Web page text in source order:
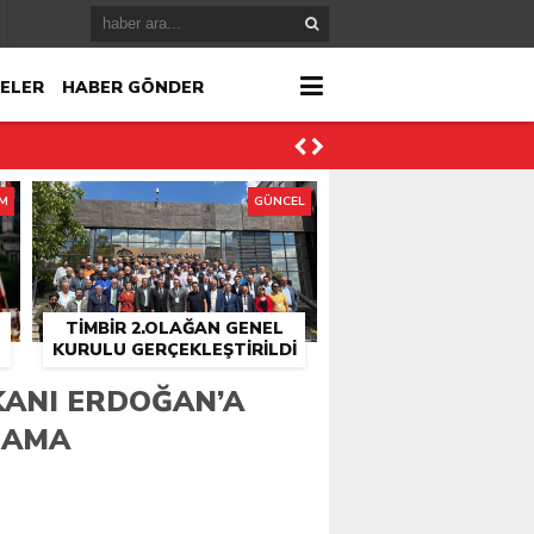
HABER GÖNDER
TİMBİR 2.OLAĞAN GENEL
KURULU GERÇEKLEŞTIRILDI
GÜNCEL
ERDOĞAN’A